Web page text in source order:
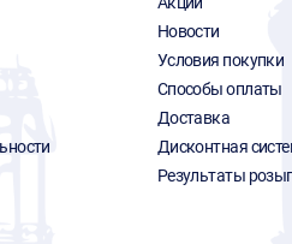
Новости
Условия покупки
Способы оплаты
Доставка
Дисконтная
Результаты